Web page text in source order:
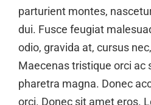
parturient montes,
dui. Fusce feugiat
odio, gravida at, cursus
Maecenas tristique orci ac
pharetra magna. Donec
orci. Donec sit amet eros.